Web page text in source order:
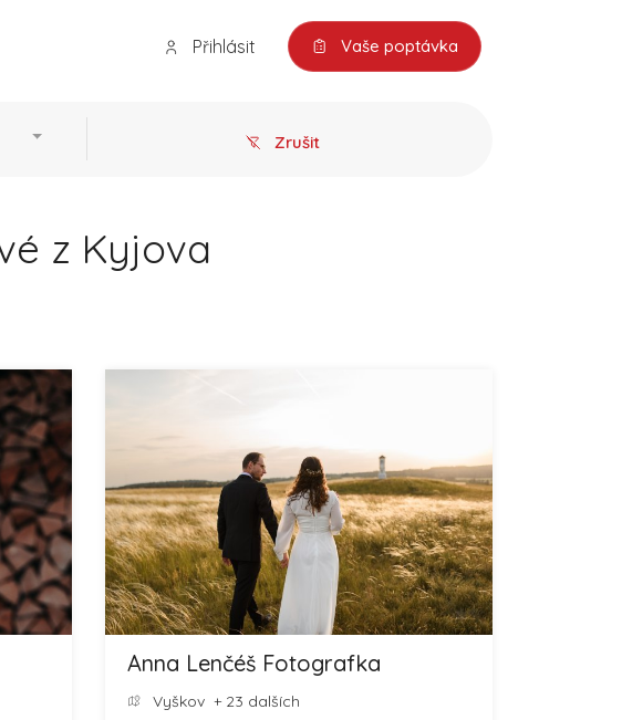
Přihlásit Vaše poptávka
Zrušit
z Kyjova
Anna Lenčéš Fotografka
Vyškov + 23 dalších